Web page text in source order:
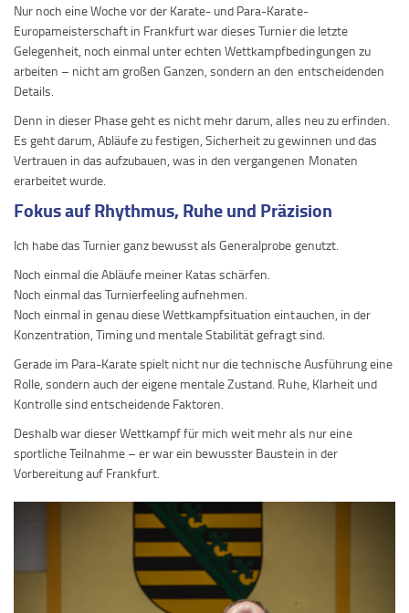
Nur noch eine Woche vor der Karate- und Para-Karate-
Europameisterschaft in Frankfurt war dieses Turnier die letzte
Gelegenheit, noch einmal unter echten Wettkampfbedingungen zu
arbeiten – nicht am großen Ganzen, sondern an den entscheidenden
Details.
Denn in dieser Phase geht es nicht mehr darum, alles neu zu erfinden.
Es geht darum, Abläufe zu festigen, Sicherheit zu gewinnen und das
Vertrauen in das aufzubauen, was in den vergangenen Monaten
erarbeitet wurde.
Fokus auf Rhythmus, Ruhe und Präzision
Ich habe das Turnier ganz bewusst als Generalprobe genutzt.
Noch einmal die Abläufe meiner Katas schärfen.
Noch einmal das Turnierfeeling aufnehmen.
Noch einmal in genau diese Wettkampfsituation eintauchen, in der
Konzentration, Timing und mentale Stabilität gefragt sind.
Gerade im Para-Karate spielt nicht nur die technische Ausführung eine
Rolle, sondern auch der eigene mentale Zustand. Ruhe, Klarheit und
Kontrolle sind entscheidende Faktoren.
Deshalb war dieser Wettkampf für mich weit mehr als nur eine
sportliche Teilnahme – er war ein bewusster Baustein in der
Vorbereitung auf Frankfurt.